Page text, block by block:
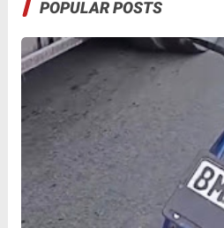
POPULAR POSTS